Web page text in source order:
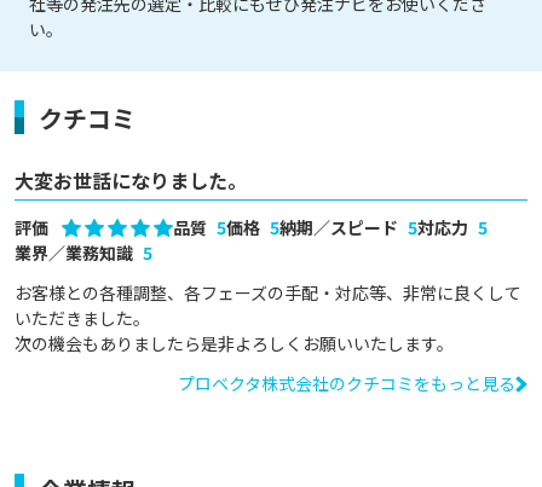
い。
クチコミ
大変お世話になりました。
評価 品質 5価格 5納期／スピード 5対応力 5
業界／業務知識 5
お客様との各種調整、各フェーズの手配・対応等、非常に良くして
いただきました。
次の機会もありましたら是非よろしくお願いいたします。
プロベクタ株式会社のクチコミをもっと見る